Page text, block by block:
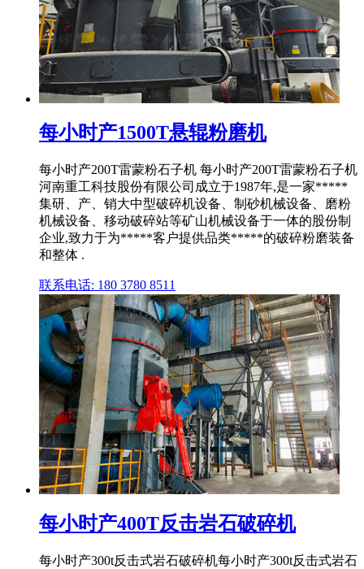
每小时产1500T悬辊粉磨机
每小时产200T雷蒙粉石子机 每小时产200T雷蒙粉石子机
河南重工科技股份有限公司成立于1987年,是一家*****
集研、产、销大中型破碎机设备、制砂机械设备、磨粉
机械设备、移动破碎站等矿山机械设备于一体的股份制
企业,致力于为*****客户提供品类*****的破碎粉磨装备
和整体 .
联系电话: 180 3780 8511
每小时产400T反击岩石破碎机
每小时产300t反击式岩石破碎机每小时产300t反击式岩石